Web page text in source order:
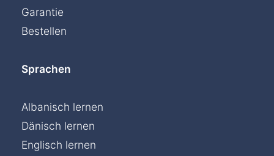
Garantie
Bestellen
Sprachen
Albanisch lernen
Dänisch lernen
Englisch lernen